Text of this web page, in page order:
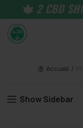
2 CBD
Accueil
Show Sidebar